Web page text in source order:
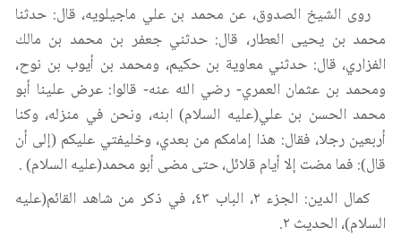
روى الشيخ الصدوق، عن محمد بن علي ماجيلويه، قال: حدثنا
محمد بن يحيى العطار، قال: حدثني جعفر بن محمد بن مالك
الفزاري، قال: حدثني معاوية بن حكيم، ومحمد بن أيوب بن نوح،
ومحمد بن عثمان العمري- رضي الله عنه- قالوا: عرض علينا أبو
محمد الحسن بن علي(عليه السلام) ابنه، ونحن في منزله، وكنا
أربعين رجلا، فقال: هذا إمامكم من بعدي، وخليفتي عليكم (إلى أن
قال): فما مضت إلا أيام قلائل، حتى مضى أبو محمد(عليه السلام) .
كمال الدين: الجزء ٢، الباب ٤٣، في ذكر من شاهد القائم(عليه
السلام)، الحديث ٢.